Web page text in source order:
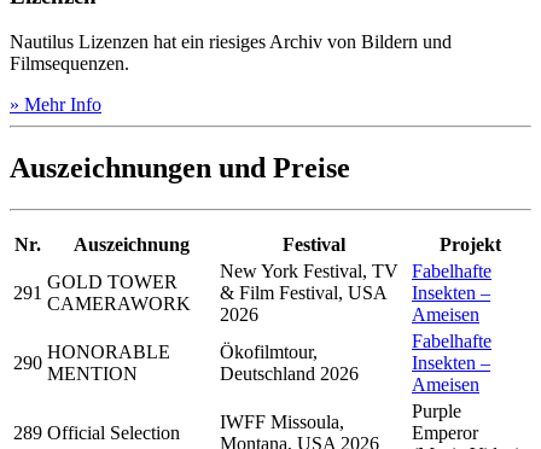
Nautilus Lizenzen hat ein riesiges Archiv von Bildern und
Filmsequenzen.
» Mehr Info
Auszeichnungen und Preise
Nr. Auszeichnung Festival Projekt
291
GOLD TOWER
CAMERAWORK
New York Festival, TV
& Film Festival, USA
2026
Fabelhafte
Insekten –
Ameisen
290
HONORABLE
MENTION
Ökofilmtour,
Deutschland 2026
Fabelhafte
Insekten –
Ameisen
289 Official Selection
IWFF Missoula,
Montana, USA 2026
Purple
Emperor